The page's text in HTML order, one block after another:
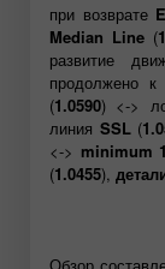
при возврате
Median Line(
развитие
продолжено
(1.0590) <->
линия SSL (
<-> minimum
(1.0455),